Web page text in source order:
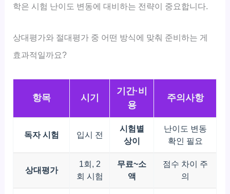
학은 시험 난이도 변동에 대비하는 전략이 중요합니다.
상대평가와 절대평가 중 어떤 방식에 맞춰 준비하는 게
효과적일까요?
항목 시기
기간·비
용
주의사항
독자 시험 입시 전
시험별
상이
난이도 변동
확인 필요
상대평가
1회, 2
회 시험
무료~소
액
점수 차이 주
의